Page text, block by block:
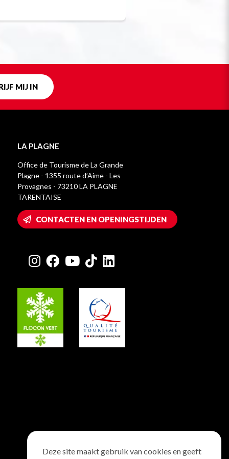
MIJ IN
LA PLAGNE
Office de Tourisme de La Grande
Plagne - 1355 route d’Aime - Les
Provagnes - 73210 LA PLAGNE
TARENTAISE
CONTACTEN EN OPENINGSTIJDEN
Deze site maakt gebruik van cookies en geeft